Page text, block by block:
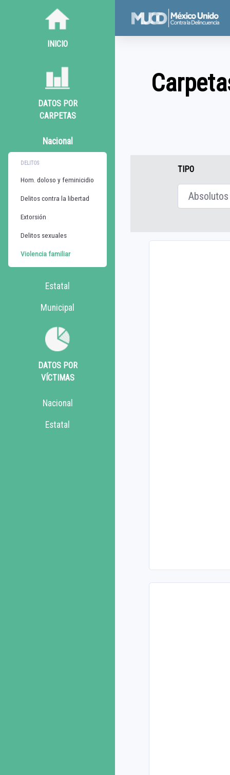
INICIO
DATOS POR
CARPETAS
Nacional
DELITOS
Hom. doloso y feminicidio
Delitos contra la libertad
Extorsión
Delitos sexuales
Violencia familiar
Estatal
Municipal
DATOS POR
VÍCTIMAS
Nacional
Estatal
TIPO